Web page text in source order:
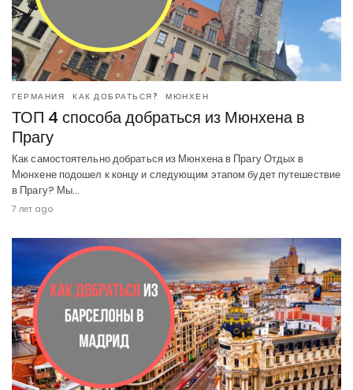
ГЕРМАНИЯ КАК ДОБРАТЬСЯ? МЮНХЕН
ТОП 4 способа добраться из Мюнхена в
Прагу
Как самостоятельно добраться из Мюнхена в Прагу Отдых в
Мюнхене подошел к концу и следующим этапом будет путешествие
в Прагу? Мы…
7 лет ago